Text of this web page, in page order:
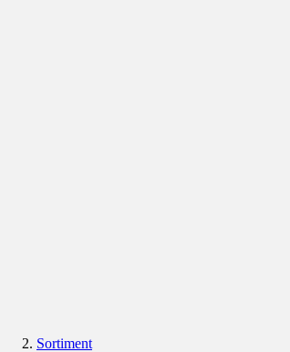
Sortiment